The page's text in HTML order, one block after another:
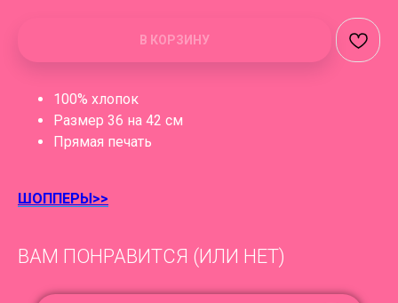
В КОРЗИНУ
100% хлопок
Размер 36 на 42 см
Прямая печать
ШОППЕРЫ>>
ВАМ ПОНРАВИТСЯ (ИЛИ НЕТ)